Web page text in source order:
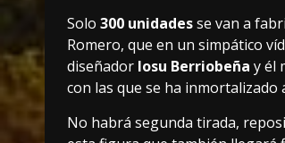
Solo 300 unidadesse van a
Romero, que en un simpático
diseñador Iosu Berriobeña y él
con las que se ha
No habrá segunda tirada,